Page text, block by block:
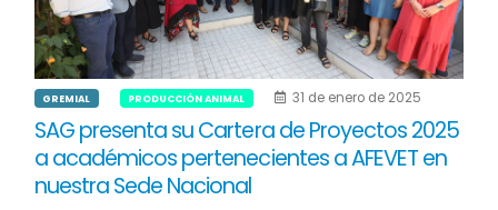
GREMIAL PRODUCCIÓN ANIMAL 31 de enero de 2025
SAG presenta su Cartera de Proyectos 2025
a académicos pertenecientes a AFEVET en
nuestra Sede Nacional